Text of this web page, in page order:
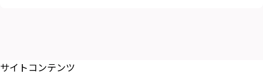
サイトコンテンツ